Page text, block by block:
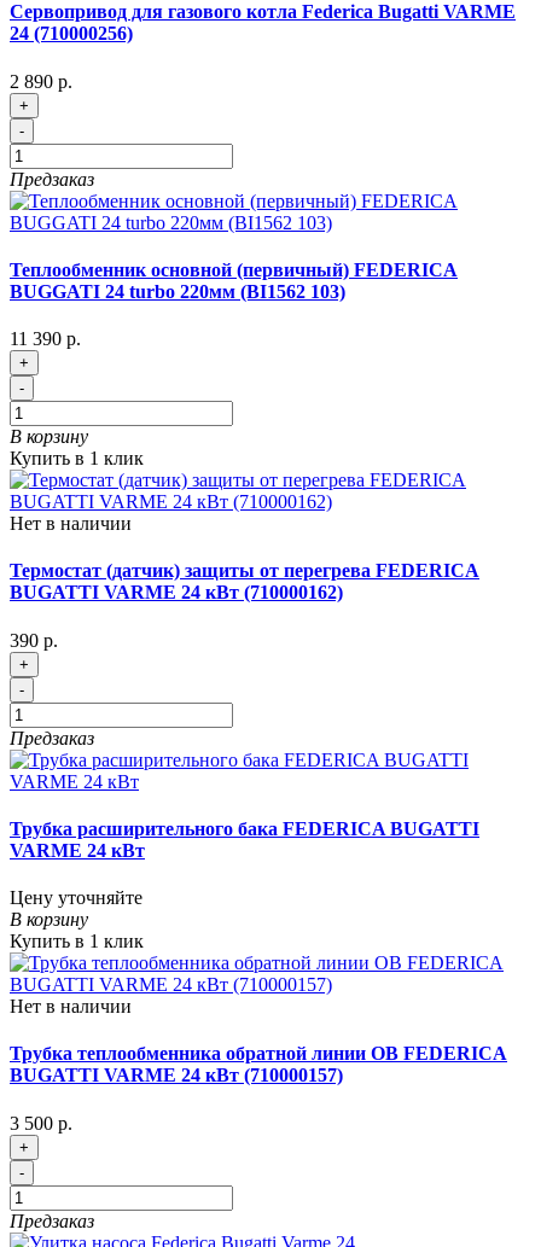
Сервопривод для газового котла Federica Bugatti VARME
24 (710000256)
2 890 р.
+
-
Предзаказ
Теплообменник основной (первичный) FEDERICA
BUGGATI 24 turbo 220мм (BI1562 103)
11 390 р.
+
-
В корзину
Купить в 1 клик
Нет в наличии
Термостат (датчик) защиты от перегрева FEDERICA
BUGATTI VARME 24 кВт (710000162)
390 р.
+
-
Предзаказ
Трубка расширительного бака FEDERICA BUGATTI
VARME 24 кВт
Цену уточняйте
В корзину
Купить в 1 клик
Нет в наличии
Трубка теплообменника обратной линии ОВ FEDERICA
BUGATTI VARME 24 кВт (710000157)
3 500 р.
+
-
Предзаказ